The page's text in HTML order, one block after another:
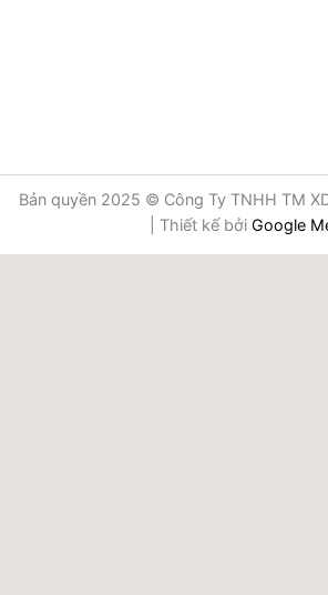
Bản quyền 2025 © Công Ty TNHH TM
| Thiết kế bởi Google